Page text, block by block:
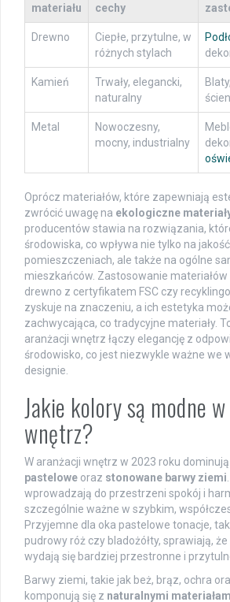
materiału
cechy
Drewno
Ciepłe, przytulne, w
różnych stylach
Kamień
Trwały, elegancki,
naturalny
Metal
Nowoczesny,
mocny, industrialny
Oprócz materiałów, które zapewniają
zwrócić uwagę na ekologiczne
producentów stawia na rozwiązania,
środowiska, co wpływa nie tylko na
pomieszczeniach, ale także na ogólne
mieszkańców. Zastosowanie
drewno z certyfikatem FSC czy
zyskuje na znaczeniu, a ich estetyka
zachwycająca, co tradycyjne materiały.
aranżacji wnętrz łączy elegancję z
środowisko, co jest niezwykle ważne we
designie.
Jakie kolory są modne
wnętrz?
W aranżacji wnętrz w 2023 roku dominują
pastelowe oraz stonowane barwy ziemi
wprowadzają do przestrzeni spokój i
szczególnie ważne w szybkim,
Przyjemne dla oka pastelowe tonacje,
pudrowy róż czy bladożółty, sprawiają,
wydają się bardziej przestronne i
Barwy ziemi, takie jak beż, brąz, ochra
komponują się z naturalnymi